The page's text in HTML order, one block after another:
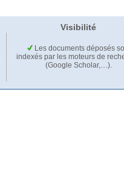
Visibilité
Les documents déposés
indexés par les moteurs de
(Google Scholar,…).